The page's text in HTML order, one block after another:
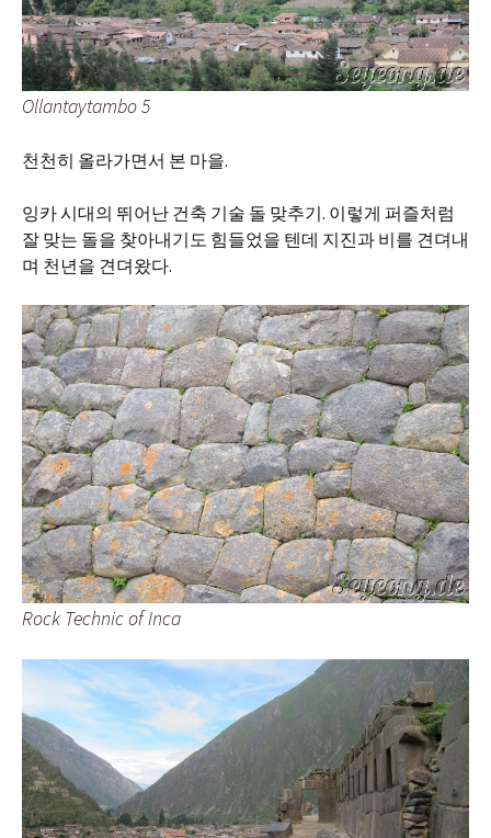
Ollantaytambo 5
천천히 올라가면서 본 마을.
잉카 시대의 뛰어난 건축 기술 돌 맞추기. 이렇게 퍼즐처럼
잘 맞는 돌을 찾아내기도 힘들었을 텐데 지진과 비를 견뎌내
며 천년을 견뎌왔다.
Rock Technic of Inca